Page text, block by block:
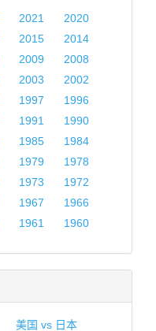
2021
2020
2015
2014
2009
2008
2003
2002
1997
1996
1991
1990
1985
1984
1979
1978
1973
1972
1967
1966
1961 1960
美国 vs 日本